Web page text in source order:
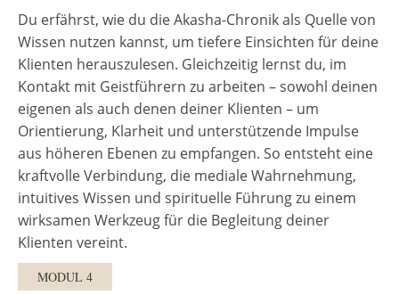
Du erfährst, wie du die Akasha-Chronik als Quelle von
Wissen nutzen kannst, um tiefere Einsichten für deine
Klienten herauszulesen. Gleichzeitig lernst du, im
Kontakt mit Geistführern zu arbeiten – sowohl deinen
eigenen als auch denen deiner Klienten – um
Orientierung, Klarheit und unterstützende Impulse
aus höheren Ebenen zu empfangen. So entsteht eine
kraftvolle Verbindung, die mediale Wahrnehmung,
intuitives Wissen und spirituelle Führung zu einem
wirksamen Werkzeug für die Begleitung deiner
Klienten vereint.
MODUL 4